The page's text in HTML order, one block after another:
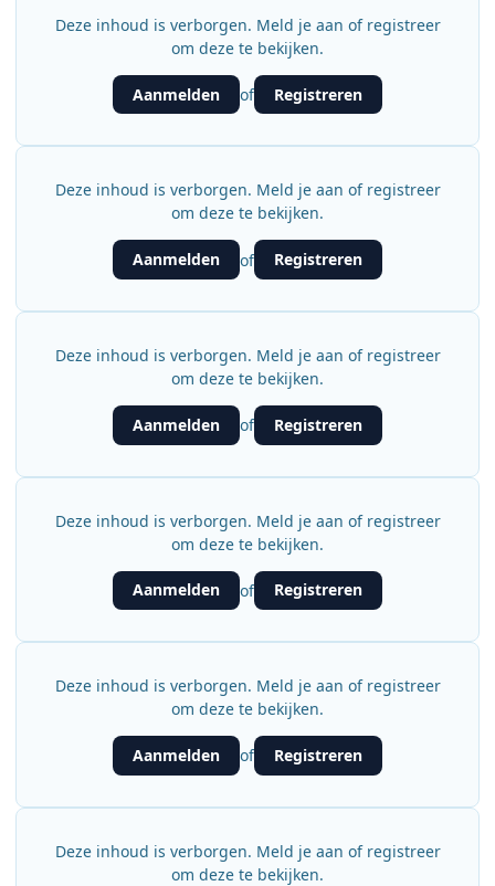
Deze inhoud is verborgen. Meld je aan of registreer
om deze te bekijken.
Aanmelden of Registreren
Deze inhoud is verborgen. Meld je aan of registreer
om deze te bekijken.
Aanmelden of Registreren
Deze inhoud is verborgen. Meld je aan of registreer
om deze te bekijken.
Aanmelden of Registreren
Deze inhoud is verborgen. Meld je aan of registreer
om deze te bekijken.
Aanmelden of Registreren
Deze inhoud is verborgen. Meld je aan of registreer
om deze te bekijken.
Aanmelden of Registreren
Deze inhoud is verborgen. Meld je aan of registreer
om deze te bekijken.